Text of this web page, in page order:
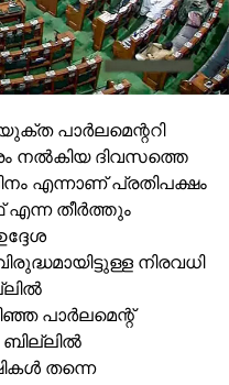
പാര്‍ലമെന്ററി
നല്‍കിയ ദിവസത്തെ
എന്നാണ് പ്രതിപക്ഷം
എന്ന തീര്‍ത്തും
നിരവധി
പാര്‍ലമെന്റ്
ബില്ലില്‍
തന്നെ